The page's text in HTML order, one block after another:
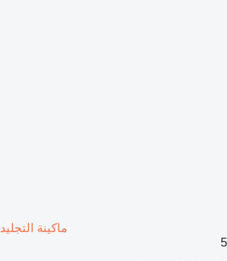
ماكينة التجليد Kolbus KM 472A
5